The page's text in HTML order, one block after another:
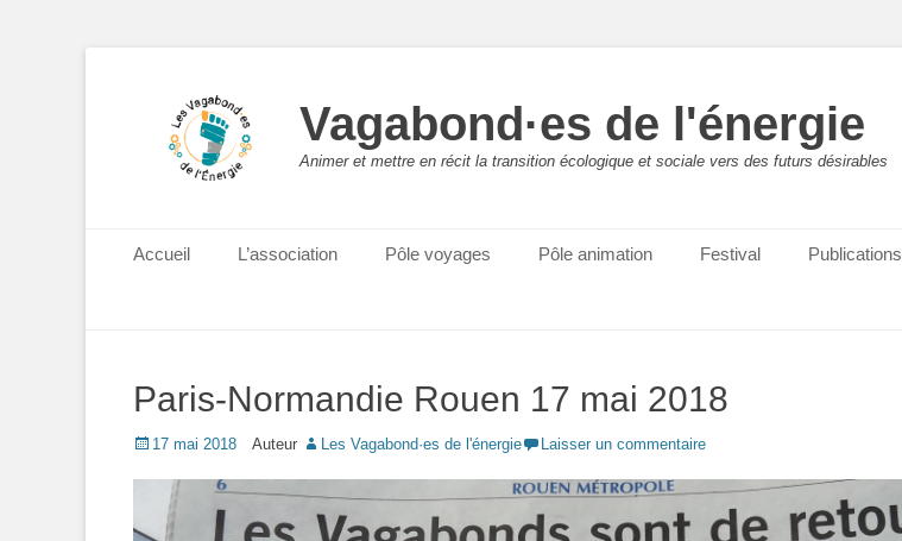
Vagabond·es de l'énergie
Animer et mettre en récit la transition écologique et sociale vers des futurs désirables
Menu principal
Accueil L’association Pôle voyages Pôle animation Festival Publications
Paris-Normandie Rouen 17 mai 2018
Posted
17 mai 2018 Auteur Les Vagabond·es de l'énergie Laisser un commentaire